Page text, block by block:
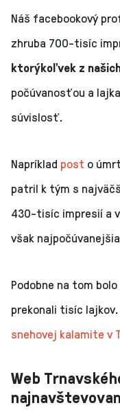
Náš facebookový
zhruba 700-tisíc
ktorýkoľvek z
počúvanosťou a
súvislosť.
Napríklad post o
patril k tým s
430-tisíc impresií a
však
Podobne na tom
prekonali tisíc
snehovej kalamite v
Web